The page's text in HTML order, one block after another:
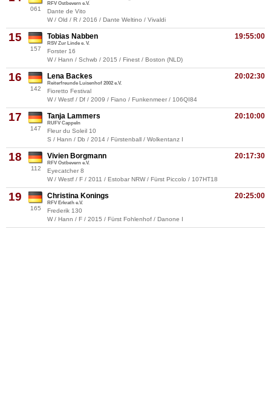
061
RFV Ostbevern e.V.
Dante de Vito
W / Old / R / 2016 / Dante Weltino / Vivaldi
15
157
19:55:00
Tobias Nabben
RSV Zur Linde e. V.
Forster 16
W / Hann / Schwb / 2015 / Finest / Boston (NLD)
16
142
20:02:30
Lena Backes
Reiterfreunde Luisenhof 2002 e.V.
Fioretto Festival
W / Westf / Df / 2009 / Fiano / Funkenmeer / 106QI84
17
147
20:10:00
Tanja Lammers
RUFV Cappeln
Fleur du Soleil 10
S / Hann / Db / 2014 / Fürstenball / Wolkentanz I
18
112
20:17:30
Vivien Borgmann
RFV Ostbevern e.V.
Eyecatcher 8
W / Westf / F / 2011 / Estobar NRW / Fürst Piccolo / 107HT18
19
165
20:25:00
Christina Konings
RFV Erkrath e.V.
Frederik 130
W / Hann / F / 2015 / Fürst Fohlenhof / Danone I